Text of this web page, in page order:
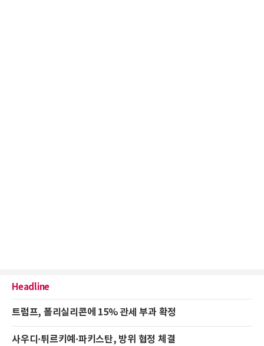
Headline
트럼프, 폴리실리콘에 15% 관세 부과 확정
사우디·튀르키예·파키스탄, 방위 협정 체결